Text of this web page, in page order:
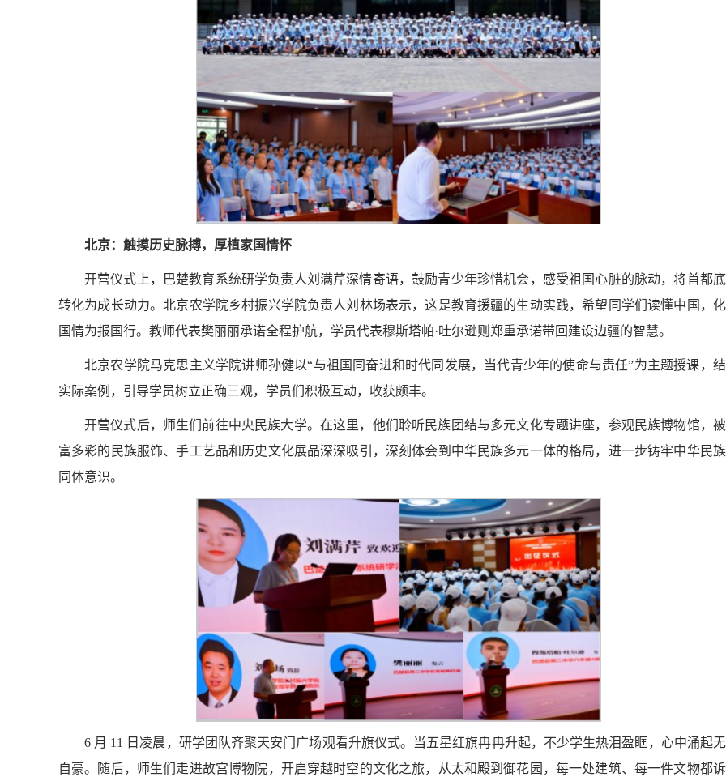
北京：触摸历史脉搏，厚植家国情怀
开营仪式上，巴楚教育系统研学负责人刘满芹深情寄语，鼓励青少年珍惜机会，感受祖国心脏的脉动，将首都
转化为成长动力。北京农学院乡村振兴学院负责人刘林场表示，这是教育援疆的生动实践，希望同学们读懂中国，
国情为报国行。教师代表樊丽丽承诺全程护航，学员代表穆斯塔帕·吐尔逊则郑重承诺带回建设边疆的智慧。
北京农学院马克思主义学院讲师孙健以“与祖国同奋进和时代同发展，当代青少年的使命与责任”为主题授课，
实际案例，引导学员树立正确三观，学员们积极互动，收获颇丰。
开营仪式后，师生们前往中央民族大学。在这里，他们聆听民族团结与多元文化专题讲座，参观民族博物馆，
富多彩的民族服饰、手工艺品和历史文化展品深深吸引，深刻体会到中华民族多元一体的格局，进一步铸牢中华民
同体意识。
6 月 11 日凌晨，研学团队齐聚天安门广场观看升旗仪式。当五星红旗冉冉升起，不少学生热泪盈眶，心中涌起
自豪。随后，师生们走进故宫博物院，开启穿越时空的文化之旅，从太和殿到御花园，每一处建筑、每一件文物都